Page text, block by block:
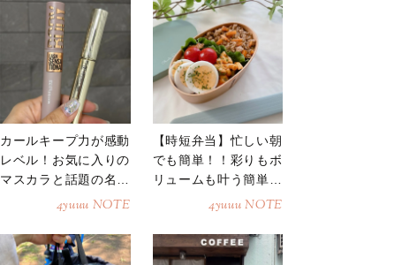
カールキープ力が感動
レベル！お気に入りの
マスカラと話題の名品
4yuuu NOTE
【時短弁当】忙しい朝
でも簡単！！彩りもボ
リュームも叶う簡単そ
4yuuu NOTE